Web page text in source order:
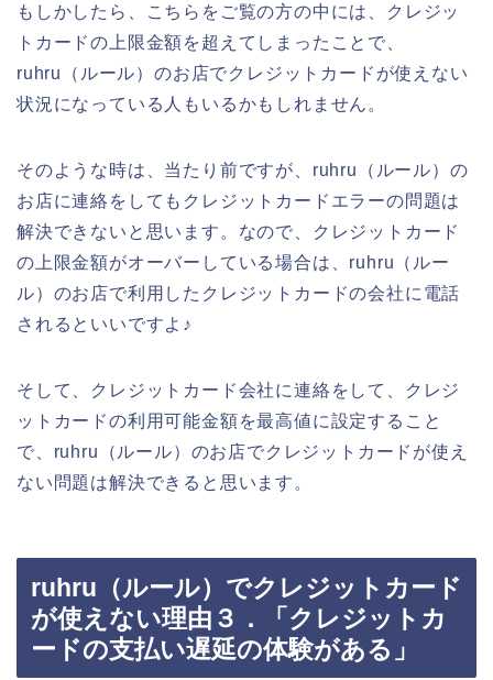
もしかしたら、こちらをご覧の方の中には、クレジッ
トカードの上限金額を超えてしまったことで、
ruhru（ルール）のお店でクレジットカードが使えない
状況になっている人もいるかもしれません。
そのような時は、当たり前ですが、ruhru（ルール）の
お店に連絡をしてもクレジットカードエラーの問題は
解決できないと思います。なので、クレジットカード
の上限金額がオーバーしている場合は、ruhru（ルー
ル）のお店で利用したクレジットカードの会社に電話
されるといいですよ♪
そして、クレジットカード会社に連絡をして、クレジ
ットカードの利用可能金額を最高値に設定すること
で、ruhru（ルール）のお店でクレジットカードが使え
ない問題は解決できると思います。
ruhru（ルール）でクレジットカード
が使えない理由３．「クレジットカ
ードの支払い遅延の体験がある」